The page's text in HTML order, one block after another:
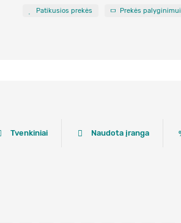
Patikusios prekės Prekės palyginimui
Tvenkiniai Naudota įranga